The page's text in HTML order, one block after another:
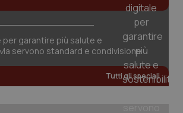
Nutrizione
per garantire più salute e
servono standard e condivisione
Tutti gli speciali
Statistici Marketing
funzionalità di base quali la
sulle pagine e l'accesso alle aree
correttamente senza questi cookie.
Fornitore/Dominio